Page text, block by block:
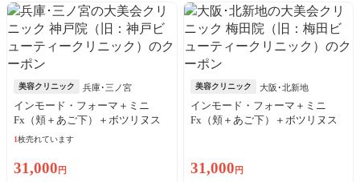
美容クリニック 兵庫･三ノ宮
インモード・フォーマ＋ミニ
Fx（頬＋あご下）＋ボツリヌス
トキシン（両エラ）※初診料込
1枚売れています
31,000 円
美容クリニック 大阪･北新地
インモード・フォーマ＋ミニ
Fx（頬＋あご下）＋ボツリヌス
31,000 円